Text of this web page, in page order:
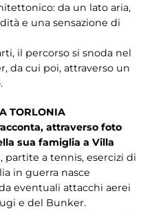
da un lato aria,
e una sensazione di
il percorso si snoda nel
da cui poi, attraverso un
TORLONIA
attraverso foto
sua famiglia a Villa
partite a tennis, esercizi di
in guerra nasce
eventuali attacchi aerei
e del Bunker.